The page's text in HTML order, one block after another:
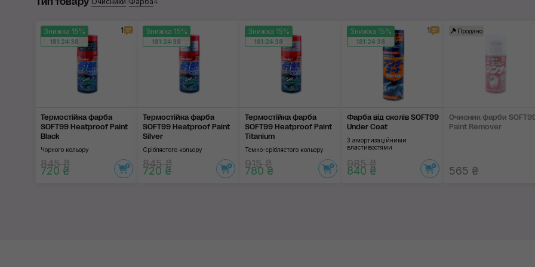
Застосувати
Знижка 15%
181:24:37
1
Термостійка фарба
SOFT99 Heatproof Paint
Black
Чорного кольору
845 ₴
720 ₴
Знижка 15%
181:24:37
Термостійка фарба
SOFT99 Heatproof Paint
Silver
Сріблястого кольору
845 ₴
720 ₴
Знижка 15%
181:24:37
Термостійка фарба
SOFT99 Heatproof Paint
Titanium
Темно-сріблястого кольору
915 ₴
780 ₴
Знижка 15%
181:24:37
1
Фарба від сколів SOFT99
Under Coat
З амортизаційними
властивостями
985 ₴
840 ₴
Продано
Очисник фарби
Paint Remover
565 ₴